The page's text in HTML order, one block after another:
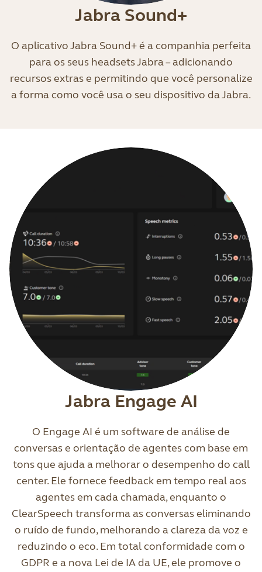
Jabra Sound+
O aplicativo Jabra Sound+ é a companhia perfeita
para os seus headsets Jabra – adicionando
recursos extras e permitindo que você personalize
a forma como você usa o seu dispositivo da Jabra.
Jabra Engage AI
O Engage AI é um software de análise de
conversas e orientação de agentes com base em
tons que ajuda a melhorar o desempenho do call
center. Ele fornece feedback em tempo real aos
agentes em cada chamada, enquanto o
ClearSpeech transforma as conversas eliminando
o ruído de fundo, melhorando a clareza da voz e
reduzindo o eco. Em total conformidade com o
GDPR e a nova Lei de IA da UE, ele promove o